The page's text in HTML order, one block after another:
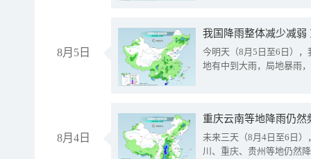
8月5日
我国降雨整体减少减弱
今明天（8月5日至6日）
地有中到大雨，局地暴雨
8月4日
重庆云南等地降雨仍然
未来三天（8月4日至6日
川、重庆、贵州等地仍然